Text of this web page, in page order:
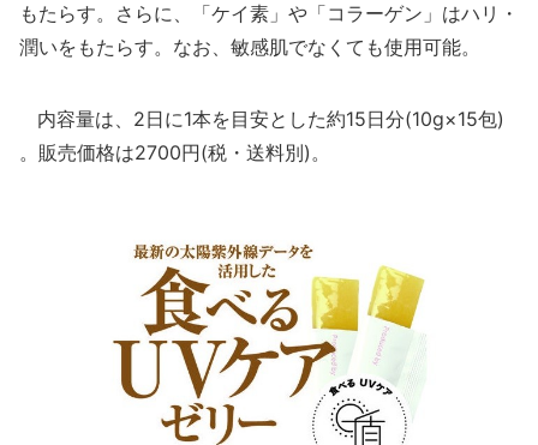
もたらす。さらに、「ケイ素」や「コラーゲン」はハリ・
潤いをもたらす。なお、敏感肌でなくても使用可能。
内容量は、2日に1本を目安とした約15日分(10g×15包)
。販売価格は2700円(税・送料別)。